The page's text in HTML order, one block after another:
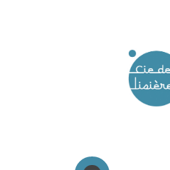
Spectacles cie